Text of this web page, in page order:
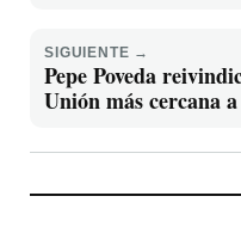
SIGUIENTE →
Pepe Poveda
Unión más cercana